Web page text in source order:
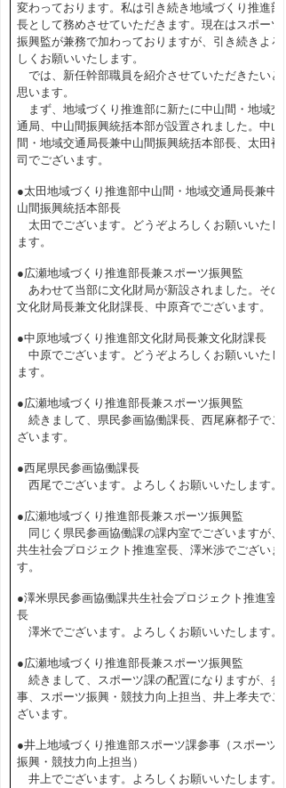
変わっております。私は引き続き地域づくり推進部
長として務めさせていただきます。現在はスポーツ
振興監が兼務で加わっておりますが、引き続きよろ
しくお願いいたします。
では、新任幹部職員を紹介させていただきたいと
思います。
まず、地域づくり推進部に新たに中山間・地域交
通局、中山間振興統括本部が設置されました。中山
間・地域交通局長兼中山間振興統括本部長、太田裕
司でございます。
●太田地域づくり推進部中山間・地域交通局長兼中
山間振興統括本部長
太田でございます。どうぞよろしくお願いいたし
ます。
●広瀬地域づくり推進部長兼スポーツ振興監
あわせて当部に文化財局が新設されました。その
文化財局長兼文化財課長、中原斉でございます。
●中原地域づくり推進部文化財局長兼文化財課長
中原でございます。どうぞよろしくお願いいたし
ます。
●広瀬地域づくり推進部長兼スポーツ振興監
続きまして、県民参画協働課長、西尾麻都子でご
ざいます。
●西尾県民参画協働課長
西尾でございます。よろしくお願いいたします。
●広瀬地域づくり推進部長兼スポーツ振興監
同じく県民参画協働課の課内室でございますが、
共生社会プロジェクト推進室長、澤米渉でございま
す。
●澤米県民参画協働課共生社会プロジェクト推進室
長
澤米でございます。よろしくお願いいたします。
●広瀬地域づくり推進部長兼スポーツ振興監
続きまして、スポーツ課の配置になりますが、参
事、スポーツ振興・競技力向上担当、井上孝夫でご
ざいます。
●井上地域づくり推進部スポーツ課参事（スポーツ
振興・競技力向上担当）
井上でございます。よろしくお願いいたします。